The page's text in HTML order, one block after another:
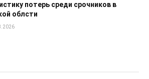
потерь среди срочников в
облсти